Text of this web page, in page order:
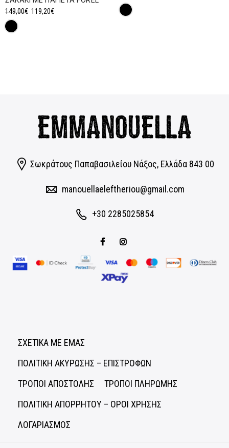
149,00€ Original
119,20€Η
Σωκράτους Παπαβασιλείου Νάξος, Eλλάδα 843 00
manouellaeleftheriou@gmail.com
+30 2285025854
ΣΧΕΤΙΚΑ ΜΕ ΕΜΑΣ
ΠΟΛΙΤΙΚΗ ΑΚΥΡΩΣΗΣ – ΕΠΙΣΤΡΟΦΩΝ
ΤΡΟΠΟΙ ΑΠΟΣΤΟΛΗΣ
ΤΡΟΠΟΙ ΠΛΗΡΩΜΗΣ
ΠΟΛΙΤΙΚΗ ΑΠΟΡΡΗΤΟΥ – ΟΡΟΙ ΧΡΗΣΗΣ
ΛΟΓΑΡΙΑΣΜΟΣ